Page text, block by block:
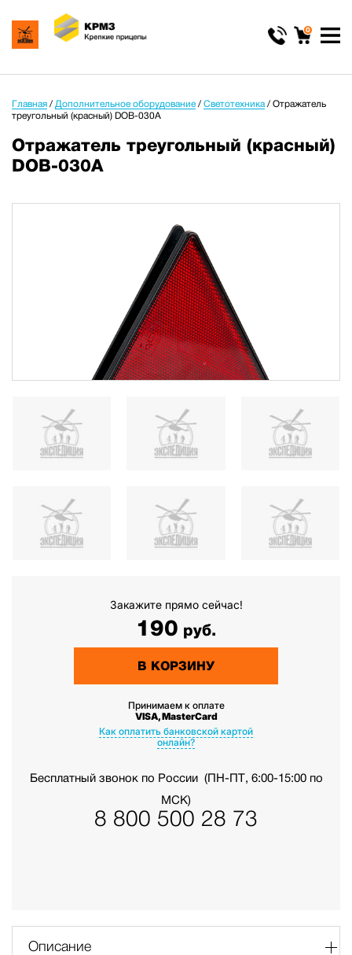
0
Главная / Дополнительное оборудование / Светотехника/ Отражатель
треугольный (красный) DOB-030A
Отражатель треугольный (красный)
DOB-030A
Закажите прямо сейчас!
190 руб.
В КОРЗИНУ
Принимаем к оплате
VISA, MasterCard
Как оплатить банковской картой
онлайн?
Бесплатный звонок по России (ПН-ПТ, 6:00-15:00 по
МСК)
8 800 500 28 73
Описание